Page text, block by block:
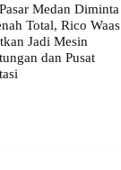
Medan Diminta
Total, Rico Waas
Jadi Mesin
dan Pusat